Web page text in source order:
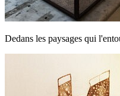
Dedans les paysages qui